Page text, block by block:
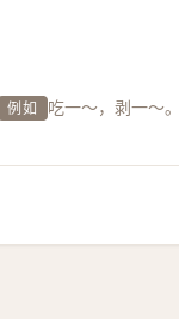
例如 吃一～，剥一～